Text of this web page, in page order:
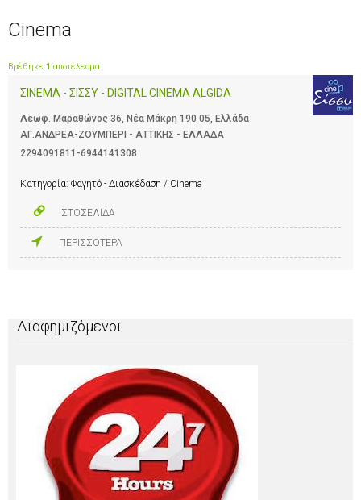
Cinema
Βρέθηκε 1 αποτέλεσμα
ΣΙΝΕΜΑ - ΣΙΣΣΥ - DIGITAL CINEMA ALGIDA
Λεωφ. Μαραθώνος 36, Νέα Μάκρη 190 05, Ελλάδα
ΑΓ.ΑΝΔΡΕΑ-ΖΟΥΜΠΕΡΙ - ΑΤΤΙΚΗΣ - ΕΛΛΑΔΑ
2294091811-6944141308
Κατηγορία: Φαγητό - Διασκέδαση / Cinema
ΙΣΤΟΣΕΛΙΔΑ
ΠΕΡΙΣΣΟΤΕΡΑ
Διαφημιζόμενοι